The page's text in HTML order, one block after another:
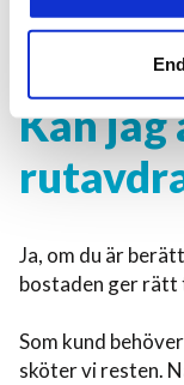
Du kan även
tillval som vi
Kan jag
Ja, om du är
bostaden ger rätt
Som kund
sköter vi resten.